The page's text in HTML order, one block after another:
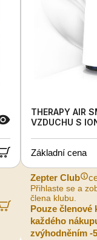
THERAPY AIR
VZDUCHU S
Základní cena
Zepter Club
Přihlaste se a
člena klubu.
Pouze členové
každého
zvýhodněním -